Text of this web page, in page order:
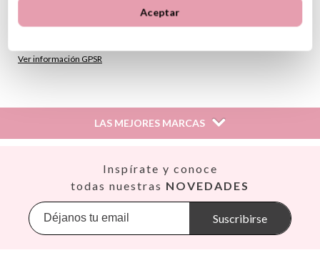
legislación de la Unión Europea
Ver información GPSR
LAS MEJORES MARCAS
Banwood
BIBS
Inspírate y conoce
todas nuestras NOVEDADES
Suscribirse
Aceptar